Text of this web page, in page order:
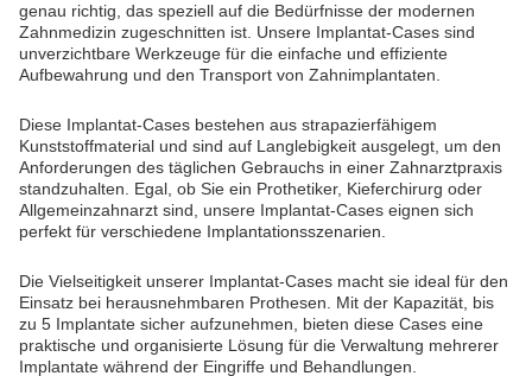
genau richtig, das speziell auf die Bedürfnisse der modernen
Zahnmedizin zugeschnitten ist. Unsere Implantat-Cases sind
unverzichtbare Werkzeuge für die einfache und effiziente
Aufbewahrung und den Transport von Zahnimplantaten.
Diese Implantat-Cases bestehen aus strapazierfähigem
Kunststoffmaterial und sind auf Langlebigkeit ausgelegt, um den
Anforderungen des täglichen Gebrauchs in einer Zahnarztpraxis
standzuhalten. Egal, ob Sie ein Prothetiker, Kieferchirurg oder
Allgemeinzahnarzt sind, unsere Implantat-Cases eignen sich
perfekt für verschiedene Implantationsszenarien.
Die Vielseitigkeit unserer Implantat-Cases macht sie ideal für den
Einsatz bei herausnehmbaren Prothesen. Mit der Kapazität, bis
zu 5 Implantate sicher aufzunehmen, bieten diese Cases eine
praktische und organisierte Lösung für die Verwaltung mehrerer
Implantate während der Eingriffe und Behandlungen.